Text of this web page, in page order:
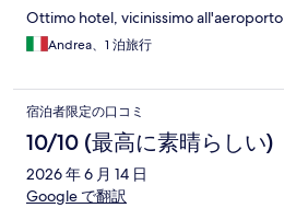
Ottimo hotel, vicinissimo all'aeroporto
Andrea、1 泊旅行
宿泊者限定の口コミ
10/10 (最高に素晴らしい)
2026 年 6 月 14 日
Google で翻訳